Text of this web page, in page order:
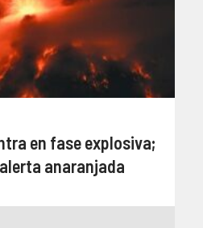
en fase explosiva;
anaranjada